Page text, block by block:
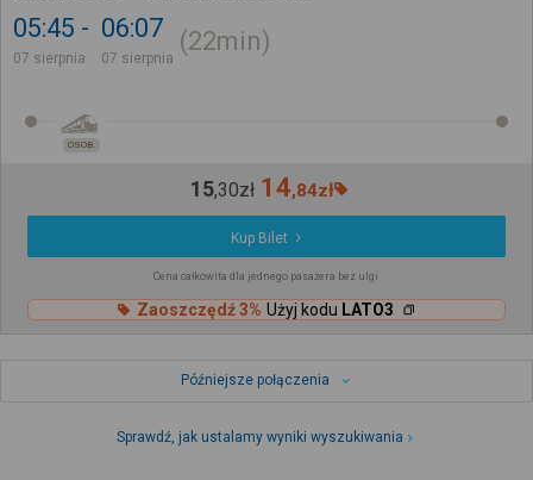
05:45
07 sierpnia
06:07
07 sierpnia
22min
OSOB.
15,30zł 14,84zł
Kup Bilet
Cena całkowita dla jednego pasażera bez ulgi
Zaoszczędź 3% Użyj kodu LATO3
Późniejsze połączenia
Sprawdź, jak ustalamy wyniki wyszukiwania